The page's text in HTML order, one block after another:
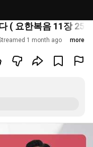
( 요한복음 11장 25
1 month ago more